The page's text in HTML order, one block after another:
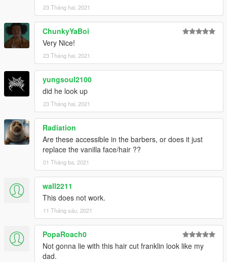
23 Tháng hai, 2021
ChunkyYaBoi
Very Nice!
23 Tháng hai, 2021
yungsoul2100
did he look up
23 Tháng hai, 2021
Radiation
Are these accessible in the barbers, or does it just
replace the vanilla face/hair ??
01 Tháng ba, 2021
wall2211
This does not work.
11 Tháng sáu, 2021
PopaRoach0
Not gonna lie with this hair cut franklin look like my
dad.